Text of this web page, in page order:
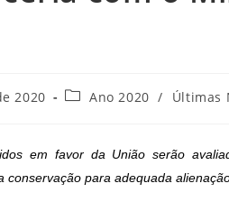
2020
Categoria
Ano 2020 / Últimas
em favor da União serão
conservação para adequada